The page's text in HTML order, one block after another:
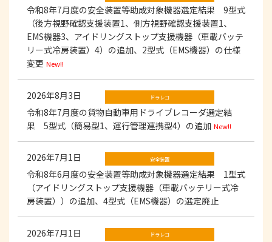
令和8年7月度の安全装置等助成対象機器選定結果 9型式
（後方視野確認支援装置1、側方視野確認支援装置1、
EMS機器3、アイドリングストップ支援機器（車載バッテ
リー式冷房装置）4）の追加、2型式（EMS機器）の仕様
変更 New!!
2026年8月3日 ドラレコ
令和8年7月度の貨物自動車用ドライブレコーダ選定結
果 5型式（簡易型1、運行管理連携型4）の追加 New!!
2026年7月1日 安全装置
令和8年6月度の安全装置等助成対象機器選定結果 1型式
（アイドリングストップ支援機器（車載バッテリー式冷
房装置））の追加、4型式（EMS機器）の選定廃止
2026年7月1日 ドラレコ